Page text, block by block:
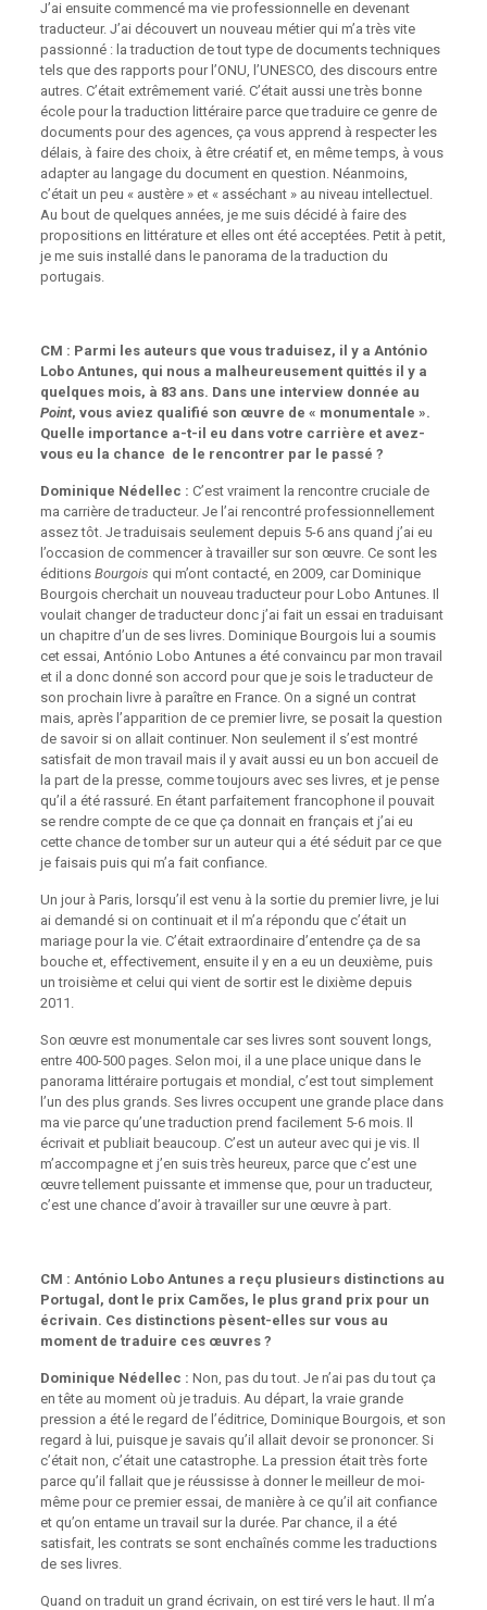
J’ai ensuite commencé ma vie professionnelle en devenant
traducteur. J’ai découvert un nouveau métier qui m’a très vite
passionné : la traduction de tout type de documents techniques
tels que des rapports pour l’ONU, l’UNESCO, des discours entre
autres. C’était extrêmement varié. C’était aussi une très bonne
école pour la traduction littéraire parce que traduire ce genre de
documents pour des agences, ça vous apprend à respecter les
délais, à faire des choix, à être créatif et, en même temps, à vous
adapter au langage du document en question. Néanmoins,
c’était un peu « austère » et « asséchant » au niveau intellectuel.
Au bout de quelques années, je me suis décidé à faire des
propositions en littérature et elles ont été acceptées. Petit à petit,
je me suis installé dans le panorama de la traduction du
portugais.
CM : Parmi les auteurs que vous traduisez, il y a António
Lobo Antunes, qui nous a malheureusement quittés il y a
quelques mois, à 83 ans. Dans une interview donnée au
Point, vous aviez qualifié son œuvre de « monumentale ».
Quelle importance a-t-il eu dans votre carrière et avez-
vous eu la chance de le rencontrer par le passé ?
Dominique Nédellec : C’est vraiment la rencontre cruciale de
ma carrière de traducteur. Je l’ai rencontré professionnellement
assez tôt. Je traduisais seulement depuis 5-6 ans quand j’ai eu
l’occasion de commencer à travailler sur son œuvre. Ce sont les
éditions Bourgois qui m’ont contacté, en 2009, car Dominique
Bourgois cherchait un nouveau traducteur pour Lobo Antunes. Il
voulait changer de traducteur donc j’ai fait un essai en traduisant
un chapitre d’un de ses livres. Dominique Bourgois lui a soumis
cet essai, António Lobo Antunes a été convaincu par mon travail
et il a donc donné son accord pour que je sois le traducteur de
son prochain livre à paraître en France. On a signé un contrat
mais, après l’apparition de ce premier livre, se posait la question
de savoir si on allait continuer. Non seulement il s’est montré
satisfait de mon travail mais il y avait aussi eu un bon accueil de
la part de la presse, comme toujours avec ses livres, et je pense
qu’il a été rassuré. En étant parfaitement francophone il pouvait
se rendre compte de ce que ça donnait en français et j’ai eu
cette chance de tomber sur un auteur qui a été séduit par ce que
je faisais puis qui m’a fait confiance.
Un jour à Paris, lorsqu’il est venu à la sortie du premier livre, je lui
ai demandé si on continuait et il m’a répondu que c’était un
mariage pour la vie. C’était extraordinaire d’entendre ça de sa
bouche et, effectivement, ensuite il y en a eu un deuxième, puis
un troisième et celui qui vient de sortir est le dixième depuis
2011.
Son œuvre est monumentale car ses livres sont souvent longs,
entre 400-500 pages. Selon moi, il a une place unique dans le
panorama littéraire portugais et mondial, c’est tout simplement
l’un des plus grands. Ses livres occupent une grande place dans
ma vie parce qu’une traduction prend facilement 5-6 mois. Il
écrivait et publiait beaucoup. C’est un auteur avec qui je vis. Il
m’accompagne et j’en suis très heureux, parce que c’est une
œuvre tellement puissante et immense que, pour un traducteur,
c’est une chance d’avoir à travailler sur une œuvre à part.
CM : António Lobo Antunes a reçu plusieurs distinctions au
Portugal, dont le prix Camões, le plus grand prix pour un
écrivain. Ces distinctions pèsent-elles sur vous au
moment de traduire ces œuvres ?
Dominique Nédellec : Non, pas du tout. Je n’ai pas du tout ça
en tête au moment où je traduis. Au départ, la vraie grande
pression a été le regard de l’éditrice, Dominique Bourgois, et son
regard à lui, puisque je savais qu’il allait devoir se prononcer. Si
c’était non, c’était une catastrophe. La pression était très forte
parce qu’il fallait que je réussisse à donner le meilleur de moi-
même pour ce premier essai, de manière à ce qu’il ait confiance
et qu’on entame un travail sur la durée. Par chance, il a été
satisfait, les contrats se sont enchaînés comme les traductions
de ses livres.
Quand on traduit un grand écrivain, on est tiré vers le haut. Il m’a